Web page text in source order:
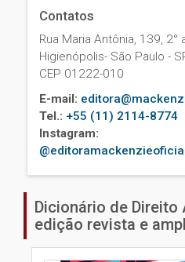
Contatos
Rua Maria Antônia, 139, 2°
Higienópolis- São Paulo -
CEP 01222-010
E-mail:
Tel.: +55 (11) 2114-8774
Instagram:
Dicionário de Direito
edição revista e